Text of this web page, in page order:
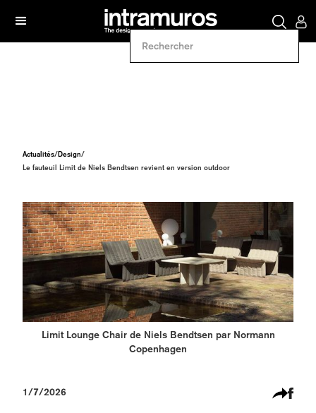
Actualités/Design/
Le fauteuil Limit de Niels Bendtsen revient en version outdoor
Limit Lounge Chair de Niels Bendtsen par Normann
Copenhagen
1/7/2026